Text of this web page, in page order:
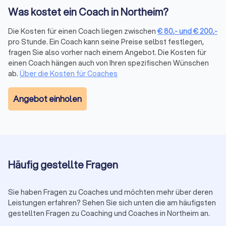
Die Kosten für Coaching variieren je nach Art des Coachings,
Qualifikation des Coaches und Dauer der Sitzungen. Im
Durchschnitt liegen die Preise pro Sitzungzwischen € 80,-
und € 200,- . Dabei sind Formate wieLife Coachingoder
Personal Coachinghäufig günstiger, währendBusiness
CoachingoderFührungskräfte-Coachinghöherpreisig
ausfallen können.
Viele Coaches bieten sowohl
Paketpreise an, zum Beispiel über mehrere Wochen oder mit
definiertem Umfang. Paketlösungen lohnen sich
Spezialisierungen und verifizierter Kundenbewertungen. So
finden Sie schnell das passende Angebot für Ihr Budget und
Coaching in Deutschland: Qualität, Standards
Was kostet ein Coach in Northeim?
Die Kosten für einen Coach liegen zwischen €80,-und€200,-
pro Stunde. Ein Coach kann seine Preise selbst festlegen,
fragen Sie also vorher nach einem Angebot. Die Kosten für
einen Coach hängen auch von Ihren spezifischen Wünschen
ab. Über die Kosten für Coaches
Angebot einholen
Häufig gestellte Fragen
Sie haben Fragen zu Coaches und möchten mehr über deren
Leistungen erfahren? Sehen Sie sich unten die am häufigsten
gestellten Fragen zu Coaching und Coaches in Northeim an.